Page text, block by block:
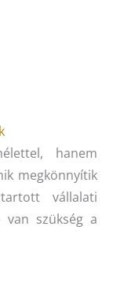
hanem
megkönnyítik
vállalati
van szükség a